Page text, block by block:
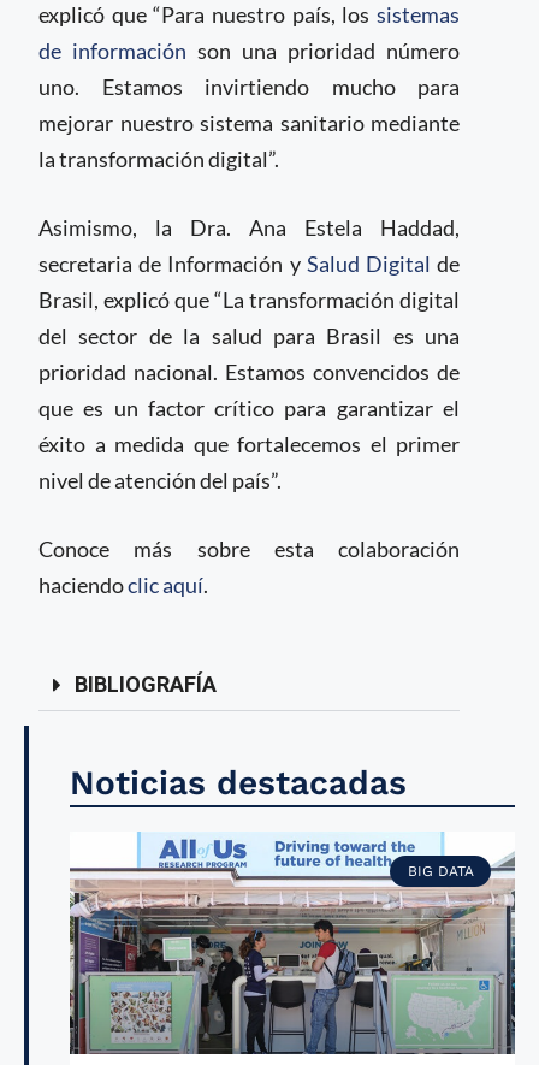
explicó que “Para nuestro país, los sistemas
de información son una prioridad número
uno. Estamos invirtiendo mucho para
mejorar nuestro sistema sanitario mediante
la transformación digital”.
Asimismo, la Dra. Ana Estela Haddad,
secretaria de Información y Salud Digital de
Brasil, explicó que “La transformación digital
del sector de la salud para Brasil es una
prioridad nacional. Estamos convencidos de
que es un factor crítico para garantizar el
éxito a medida que fortalecemos el primer
nivel de atención del país”.
Conoce más sobre esta colaboración
haciendoclic aquí.
BIBLIOGRAFÍA
Noticias destacadas
BIG DATA